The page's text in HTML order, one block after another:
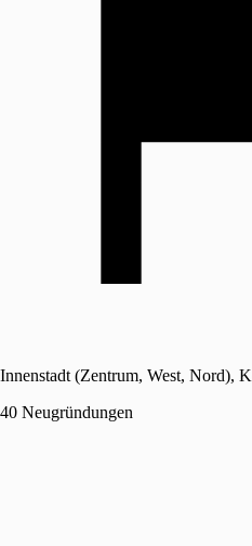
Innenstadt (Zentrum, West, Nord),
40 Neugründungen